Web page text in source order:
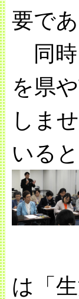
要で
同時
を県
しま
いる
は「